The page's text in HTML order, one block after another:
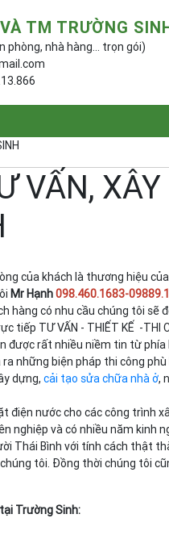
TM TRƯỜNG
phòng, nhà hàng... trọn gói)
VẤN,
của khách là thương hiệu
Mr Hạnh098.460.1683-
hàng có nhu cầu chúng tôi sẽ
tiếp TƯ VẤN - THIẾT KẾ -THI
được rất nhiều niềm tin từ
những biện pháp thi công
dựng, cải tạo sửa chữa nhà ở,
điện nước cho các công trình
nghiệp và có nhiều năm kinh
Thái Bình với tính cách thật
tôi. Đồng thời chúng tôi
Trường Sinh: